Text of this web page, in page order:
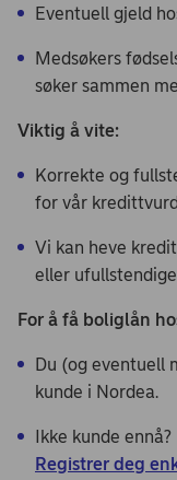
Eventuell gjeld
Medsøkers
søker sammen
Viktig å vite:
Korrekte og
for vår
Vi kan heve
eller
For å få boliglån
Du (og eventuell
kunde i Nordea.
Ikke kunde ennå?
Registrer deg